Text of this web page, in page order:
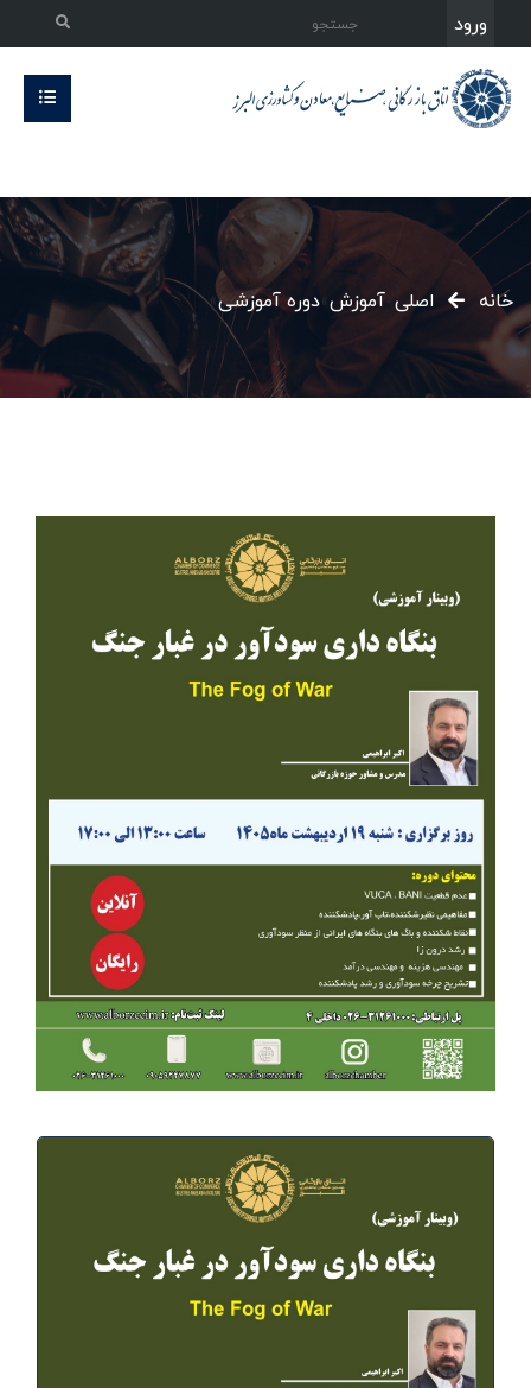
ورود
خانه اصلی»آموزش»دوره آموزشی»